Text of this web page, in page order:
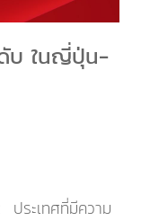
บ ในญี่ปุ่น-
ระเทศที่มีความ